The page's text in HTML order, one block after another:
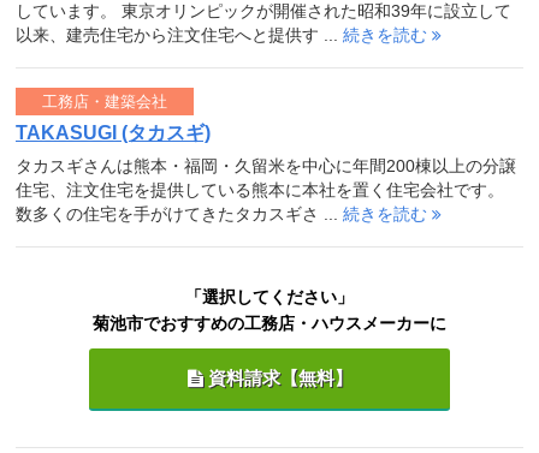
しています。 東京オリンピックが開催された昭和39年に設立して
以来、建売住宅から注文住宅へと提供す ... 続きを読む
TAKASUGI (タカスギ)
タカスギさんは熊本・福岡・久留米を中心に年間200棟以上の分譲
住宅、注文住宅を提供している熊本に本社を置く住宅会社です。
数多くの住宅を手がけてきたタカスギさ ... 続きを読む
工務店・建築会社
「選択してください」
菊池市でおすすめの工務店・ハウスメーカーに
資料請求【無料】